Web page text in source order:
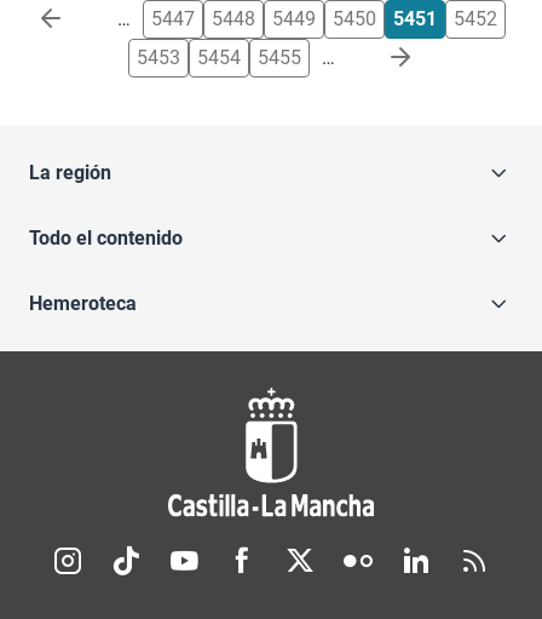
Paginación … 5447 5448 5449 5450 5451
5452
5453
5454 5455 …
La región
Todo el contenido
Hemeroteca
Redes sociales JCCM